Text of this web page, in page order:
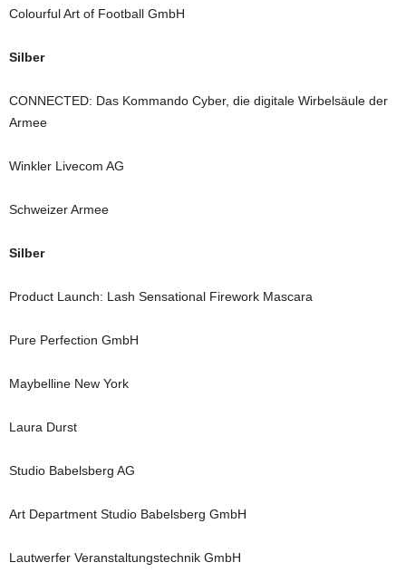
Colourful Art of Football GmbH
Silber
CONNECTED: Das Kommando Cyber, die digitale Wirbelsäule der
Armee
Winkler Livecom AG
Schweizer Armee
Silber
Product Launch: Lash Sensational Firework Mascara
Pure Perfection GmbH
Maybelline New York
Laura Durst
Studio Babelsberg AG
Art Department Studio Babelsberg GmbH
Lautwerfer Veranstaltungstechnik GmbH